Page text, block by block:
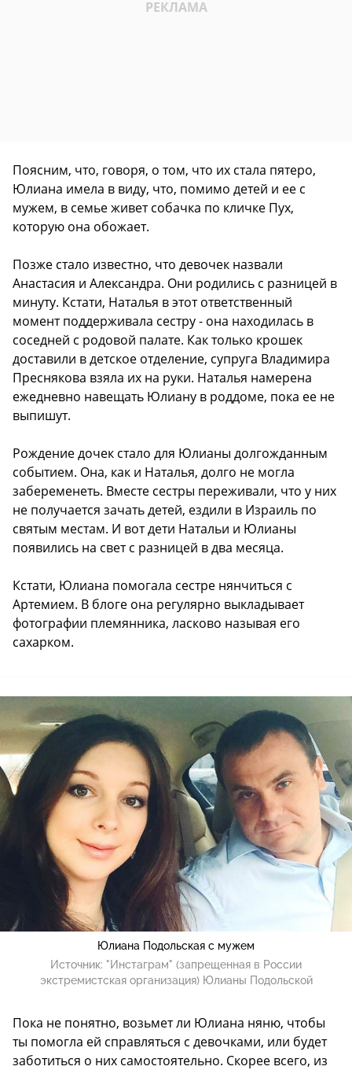
Поясним, что, говоря, о том, что их стала пятеро,
Юлиана имела в виду, что, помимо детей и ее с
мужем, в семье живет собачка по кличке Пух,
которую она обожает.
Позже стало известно, что девочек назвали
Анастасия и Александра. Они родились с разницей в
минуту. Кстати, Наталья в этот ответственный
момент поддерживала сестру - она находилась в
соседней с родовой палате. Как только крошек
доставили в детское отделение, супруга Владимира
Преснякова взяла их на руки. Наталья намерена
ежедневно навещать Юлиану в роддоме, пока ее не
выпишут.
Рождение дочек стало для Юлианы долгожданным
событием. Она, как и Наталья, долго не могла
забеременеть. Вместе сестры переживали, что у них
не получается зачать детей, ездили в Израиль по
святым местам. И вот дети Натальи и Юлианы
появились на свет с разницей в два месяца.
Кстати, Юлиана помогала сестре нянчиться с
Артемием. В блоге она регулярно выкладывает
фотографии племянника, ласково называя его
сахарком.
Юлиана Подольская с мужем
Источник: "Инстаграм" (запрещенная в России
экстремистская организация) Юлианы Подольской
Пока не понятно, возьмет ли Юлиана няню, чтобы
ты помогла ей справляться с девочками, или будет
заботиться о них самостоятельно. Скорее всего, из